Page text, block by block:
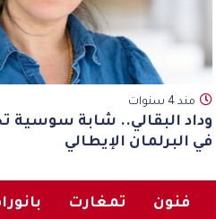
مند 4 سنوات
وداد البقالي.. شابة
في البرلمان الإيطالي
فنون تمغارت